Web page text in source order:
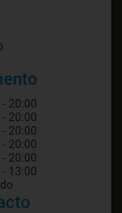
20:00
20:00
20:00
20:00
20:00
13:00